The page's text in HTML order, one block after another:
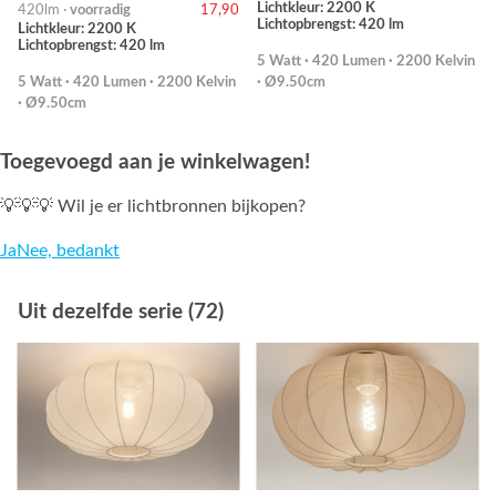
420lm · voorradig
17,90
Lichtkleur: 2200 K
Lichtopbrengst: 420 lm
5 Watt · 420 Lumen · 2200 Kelvin
· Ø9.50cm
Lichtkleur: 2200 K
Lichtopbrengst: 420 lm
5 Watt · 420 Lumen · 2200 Kelvin
· Ø9.50cm
Toegevoegd aan je winkelwagen!
💡💡💡 Wil je er lichtbronnen bijkopen?
JaNee, bedankt
Uit dezelfde serie (72)